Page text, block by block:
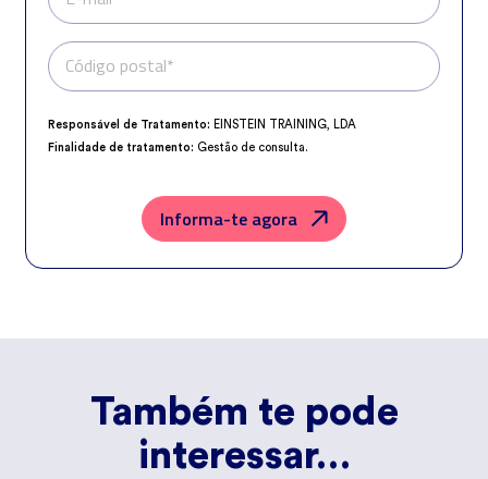
Telefone*
Código postal*
Responsável de Tratamento: EINSTEIN TRAINING, LDA
Finalidade de tratamento: Gestão de consulta.
aceder, retificar e excluir os dados, bem como outros direitos,
conforme o explicito naPolítica de Privacidade.
Informa-te agora
Também te pode
interessar…